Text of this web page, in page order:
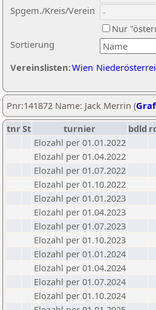
Sortierung
Spgem./Kreis/Verein
Nur
Vereinslisten:Wien
Pnr:141872 Name: Jack Merrin (
tnrSt turnier bdld
Elozahl per 01.01.2022
Elozahl per 01.04.2022
Elozahl per 01.07.2022
Elozahl per 01.10.2022
Elozahl per 01.01.2023
Elozahl per 01.04.2023
Elozahl per 01.07.2023
Elozahl per 01.10.2023
Elozahl per 01.01.2024
Elozahl per 01.04.2024
Elozahl per 01.07.2024
Elozahl per 01.10.2024